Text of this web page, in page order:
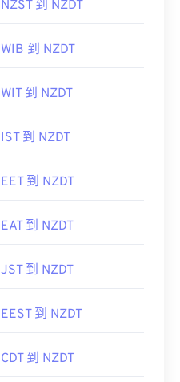
NZST 到 NZDT
WIB 到 NZDT
WIT 到 NZDT
IST 到 NZDT
EET 到 NZDT
EAT 到 NZDT
JST 到 NZDT
EEST 到 NZDT
CDT 到 NZDT